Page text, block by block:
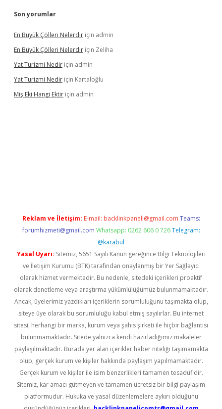
Son yorumlar
En Büyük Çölleri Nelerdir için admin
En Büyük Çölleri Nelerdir için Zeliha
Yat Turizmi Nedir için admin
Yat Turizmi Nedir için Kartaloğlu
Miş Eki Hangi Ektir için admin
Reklam ve İletişim: E-mail: backlinkpaneli@gmail.com Teams:
forumhizmeti@gmail.com Whatsapp: 0262 606 0 726 Telegram:
@karabul
Yasal Uyarı: Sitemiz, 5651 Sayılı Kanun gereğince Bilgi Teknolojileri
ve İletişim Kurumu (BTK) tarafından onaylanmış bir Yer Sağlayıcı
olarak hizmet vermektedir. Bu nedenle, sitedeki içerikleri proaktif
olarak denetleme veya araştırma yükümlülüğümüz bulunmamaktadır.
Ancak, üyelerimiz yazdıkları içeriklerin sorumluluğunu taşımakta olup,
siteye üye olarak bu sorumluluğu kabul etmiş sayılırlar. Bu internet
sitesi, herhangi bir marka, kurum veya şahıs şirketi ile hiçbir bağlantısı
bulunmamaktadır. Sitede yalnızca kendi hazırladığımız makaleler
paylaşılmaktadır. Burada yer alan içerikler haber niteliği taşımamakta
olup, gerçek kurum ve kişiler hakkında paylaşım yapılmamaktadır.
Gerçek kurum ve kişiler ile isim benzerlikleri tamamen tesadüfidir.
Sitemiz, kar amacı gütmeyen ve tamamen ücretsiz bir bilgi paylaşım
platformudur. Hukuka ve yasal düzenlemelere aykırı olduğunu